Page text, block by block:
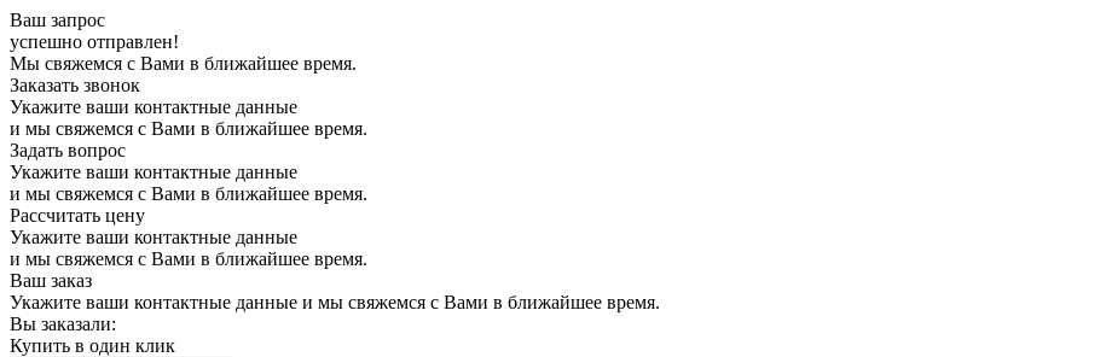
Ваш запрос
успешно отправлен!
Мы свяжемся с Вами в ближайшее время.
Заказать звонок
Укажите ваши контактные данные
и мы свяжемся с Вами в ближайшее время.
Задать вопрос
Укажите ваши контактные данные
и мы свяжемся с Вами в ближайшее время.
Рассчитать цену
Укажите ваши контактные данные
и мы свяжемся с Вами в ближайшее время.
Ваш заказ
Укажите ваши контактные данные и мы свяжемся с Вами в ближайшее время.
Вы заказали:
Купить в один клик